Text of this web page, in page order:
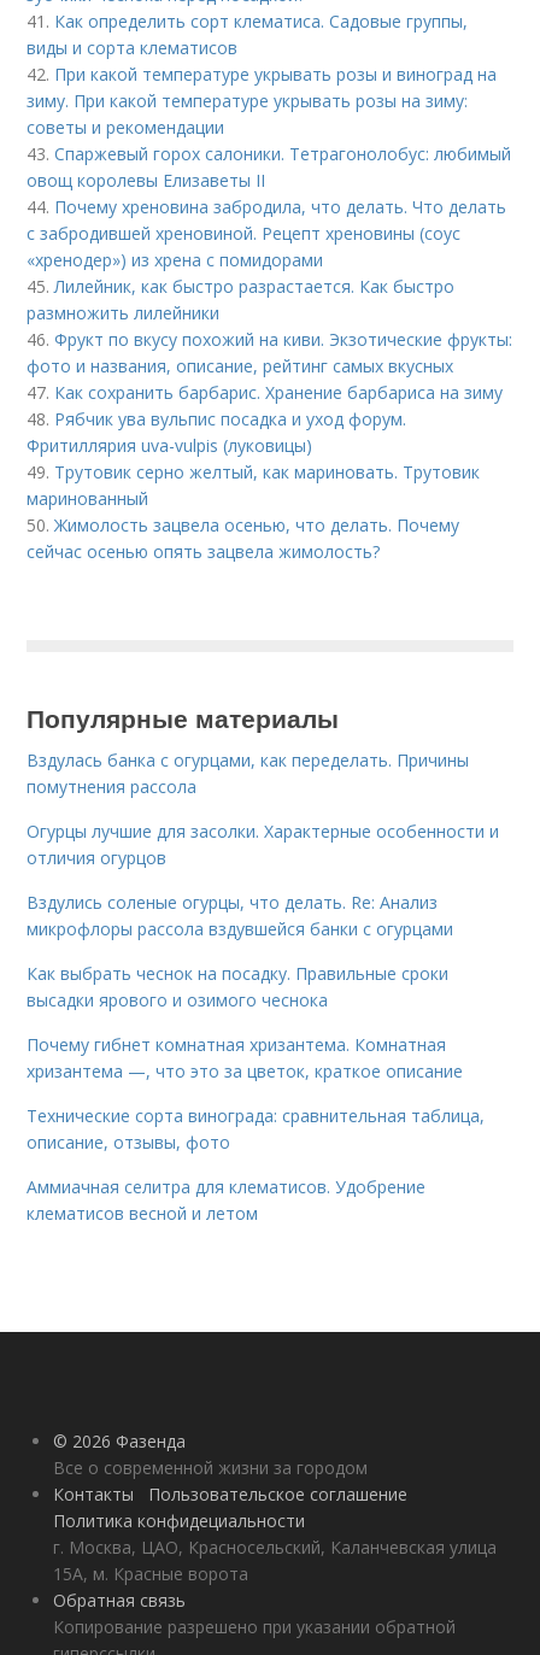
41. Как определить сорт клематиса. Садовые группы,
виды и сорта клематисов
42. При какой температуре укрывать розы и виноград на
зиму. При какой температуре укрывать розы на зиму:
советы и рекомендации
43.Спаржевый горох салоники. Тетрагонолобус: любимый
овощ королевы Елизаветы II
44. Почему хреновина забродила, что делать. Что делать
с забродившей хреновиной. Рецепт хреновины (соус
«хренодер») из хрена с помидорами
45.Лилейник, как быстро разрастается. Как быстро
размножить лилейники
46.Фрукт по вкусу похожий на киви. Экзотические фрукты:
фото и названия, описание, рейтинг самых вкусных
47. Как сохранить барбарис. Хранение барбариса на зиму
48. Рябчик ува вульпис посадка и уход форум.
Фритиллярия uva-vulpis (луковицы)
49. Трутовик серно желтый, как мариновать. Трутовик
маринованный
50.Жимолость зацвела осенью, что делать. Почему
сейчас осенью опять зацвела жимолость?
Популярные материалы
Вздулась банка с огурцами, как переделать. Причины
помутнения рассола
Огурцы лучшие для засолки. Характерные особенности и
отличия огурцов
Вздулись соленые огурцы, что делать. Re: Анализ
микрофлоры рассола вздувшейся банки с огурцами
Как выбрать чеснок на посадку. Правильные сроки
высадки ярового и озимого чеснока
Почему гибнет комнатная хризантема. Комнатная
хризантема —, что это за цветок, краткое описание
Технические сорта винограда: сравнительная таблица,
описание, отзывы, фото
Аммиачная селитра для клематисов. Удобрение
клематисов весной и летом
© 2026 Фазенда
Все о современной жизни за городом
Контакты
Пользовательское соглашение
Политика конфидециальности
г. Москва, ЦАО, Красносельский, Каланчевская улица
15А, м. Красные ворота
Обратная связь
Копирование разрешено при указании обратной